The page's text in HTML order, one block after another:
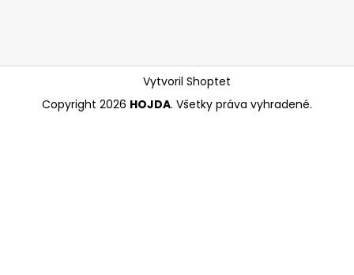
Vytvoril Shoptet
Copyright 2026 HOJDA. Všetky práva vyhradené.